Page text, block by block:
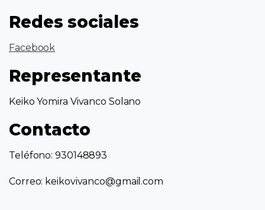
Redes sociales
Facebook
Representante
Keiko Yomira Vivanco Solano
Contacto
Teléfono: 930148893
Correo: keikovivanco@gmail.com